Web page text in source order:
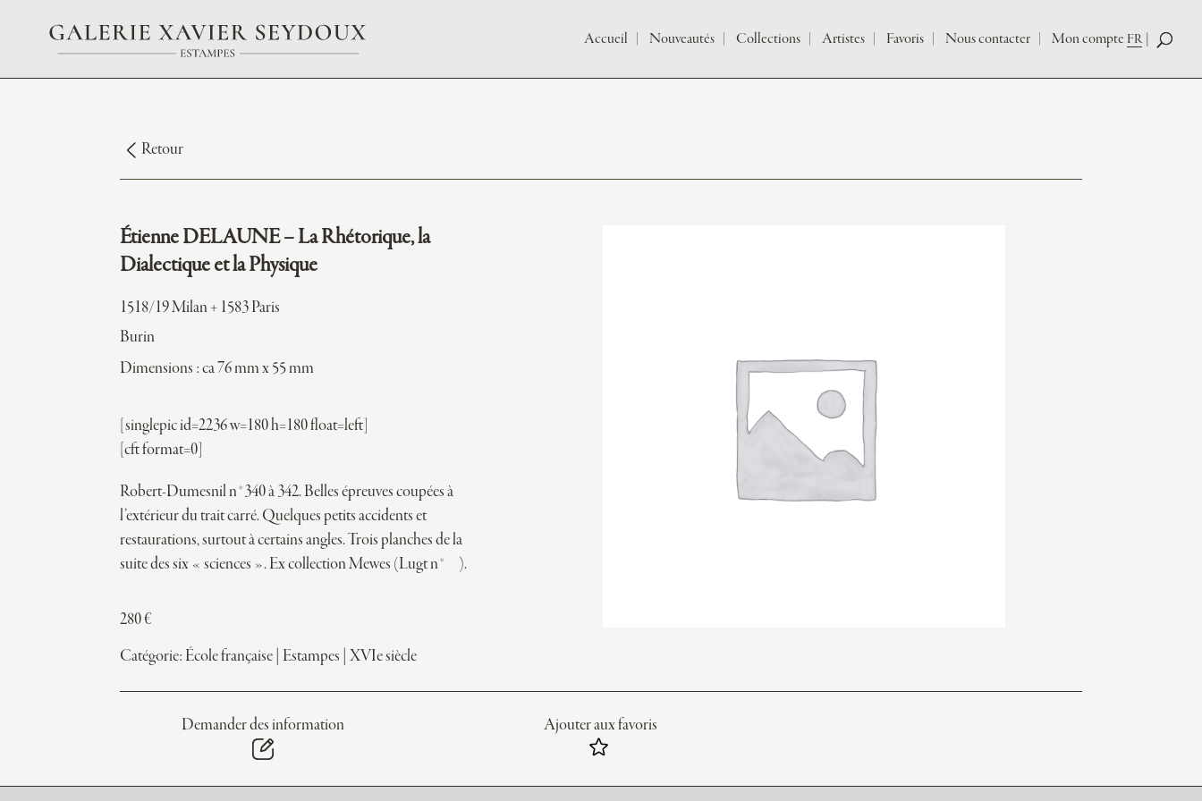
Accueil Nouveautés Collections Artistes Favoris Nous contacter Mon compte FR
Retour
Étienne DELAUNE – La Rhétorique, la
Dialectique et la Physique
1518/19 Milan + 1583 Paris
Burin
Dimensions : ca 76 mm x 55 mm
[singlepic id=2236 w=180 h=180 float=left]
[cft format=0]
Robert-Dumesnil n°340 à 342. Belles épreuves coupées à
l’extérieur du trait carré. Quelques petits accidents et
restaurations, surtout à certains angles. Trois planches de la
suite des six « sciences ». Ex collection Mewes (Lugt n° ).
280€
Catégorie: École française Estampes |XVIe siècle
Demander des information Ajouter aux favoris